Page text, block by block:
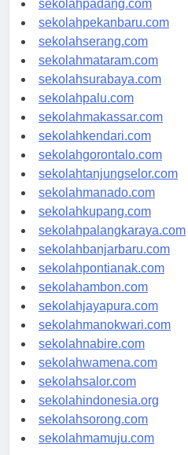
sekolahpadang.com
sekolahpekanbaru.com
sekolahserang.com
sekolahmataram.com
sekolahsurabaya.com
sekolahpalu.com
sekolahmakassar.com
sekolahkendari.com
sekolahgorontalo.com
sekolahtanjungselor.com
sekolahmanado.com
sekolahkupang.com
sekolahpalangkaraya.com
sekolahbanjarbaru.com
sekolahpontianak.com
sekolahambon.com
sekolahjayapura.com
sekolahmanokwari.com
sekolahnabire.com
sekolahwamena.com
sekolahsalor.com
sekolahindonesia.org
sekolahsorong.com